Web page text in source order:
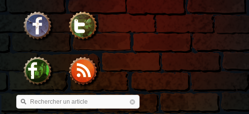
Rechercher un article